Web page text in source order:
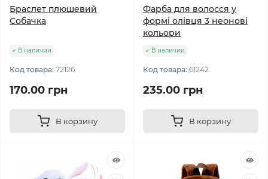
Браслет плюшевий
Собачка
В наличии
Код товара: 72126
170.00 грн
В корзину
Фарба для волосся у
формі олівця 3 неонові
кольори
В наличии
Код товара: 61242
235.00 грн
В корзину